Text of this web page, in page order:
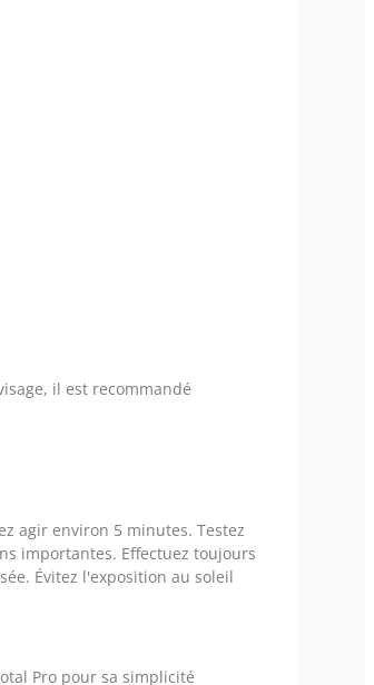
il est recommandé
agir environ 5 minutes. Testez
importantes. Effectuez toujours
Évitez l'exposition au soleil
Pro pour sa simplicité